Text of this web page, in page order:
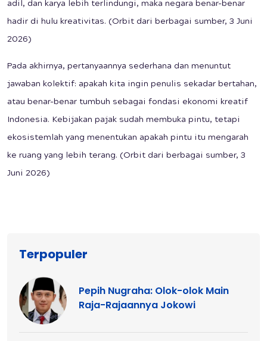
adil, dan karya lebih terlindungi, maka negara benar-benar
hadir di hulu kreativitas. (Orbit dari berbagai sumber, 3 Juni
2026)
Pada akhirnya, pertanyaannya sederhana dan menuntut
jawaban kolektif: apakah kita ingin penulis sekadar bertahan,
atau benar-benar tumbuh sebagai fondasi ekonomi kreatif
Indonesia. Kebijakan pajak sudah membuka pintu, tetapi
ekosistemlah yang menentukan apakah pintu itu mengarah
ke ruang yang lebih terang. (Orbit dari berbagai sumber, 3
Juni 2026)
Terpopuler
Pepih Nugraha: Olok-olok Main
Raja-Rajaannya Jokowi